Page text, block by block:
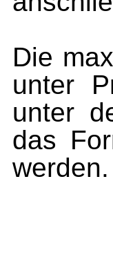
Die
unter
unter
das
werden.